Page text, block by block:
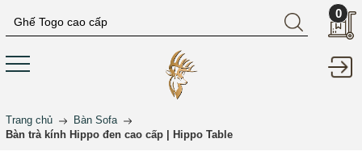
0
Trang chủ
Bàn Sofa
Bàn trà kính Hippo đen cao cấp | Hippo Table